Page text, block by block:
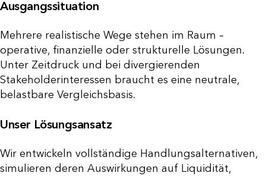
Ausgangssituation
Mehrere realistische Wege stehen im Raum –
operative, finanzielle oder strukturelle Lösungen.
Unter Zeitdruck und bei divergierenden
Stakeholderinteressen braucht es eine neutrale,
belastbare Vergleichsbasis.
Unser Lösungsansatz
Wir entwickeln vollständige Handlungsalternativen,
simulieren deren Auswirkungen auf Liquidität,